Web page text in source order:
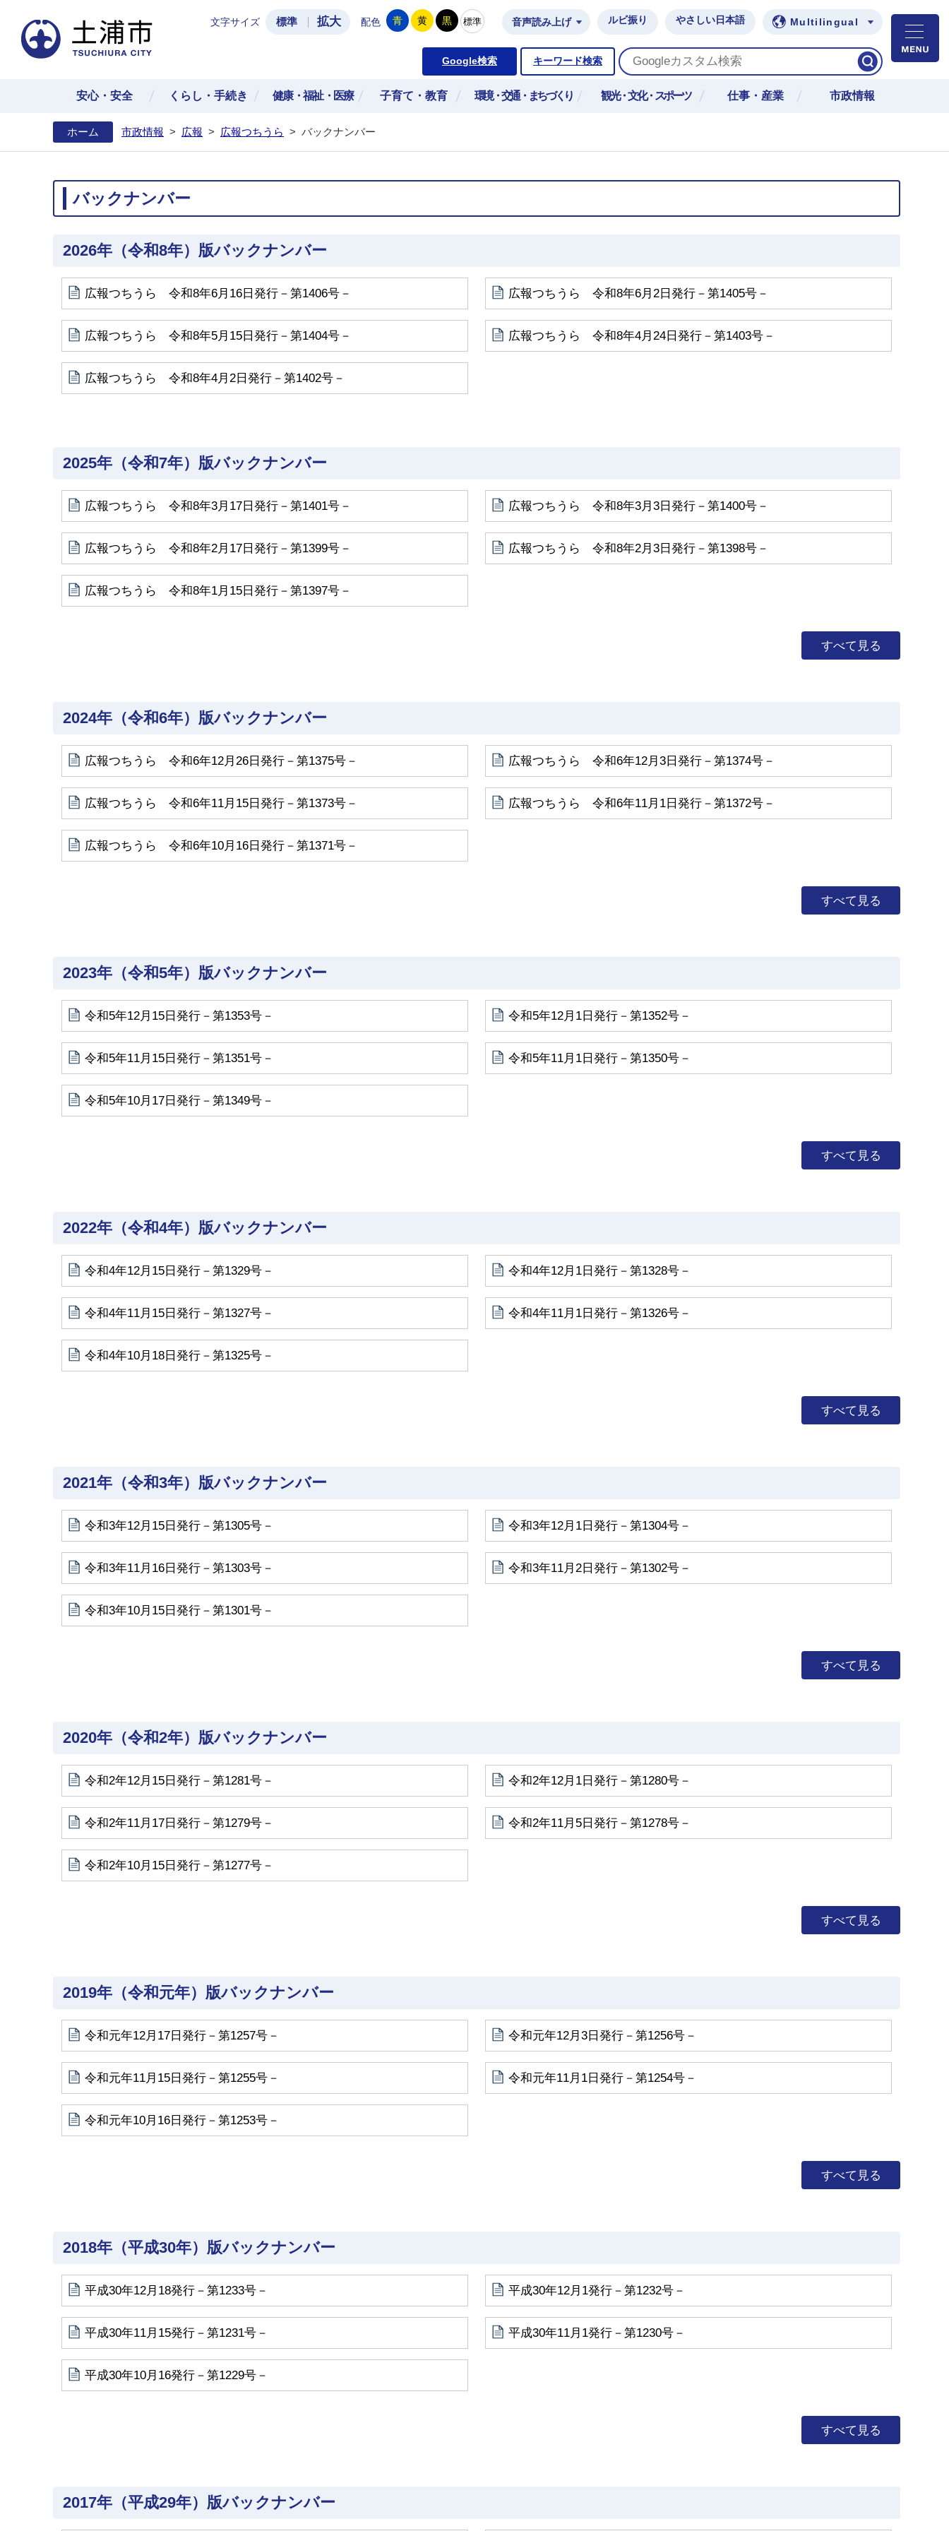
土浦市公式ホームページ
文字サイズ 標準 拡大 配色 青 黄 黒 標準 音声読み上げ ルビ振り やさしい日本語 Multilingual
Google検索 キーワード検索
安心・安全 くらし・手続き 健康・福祉・医療 子育て・教育 環境・交通・まちづくり 観光・文化・スポーツ 仕事・産業 市政情報
ホーム 市政情報 > 広報 > 広報つちうら > バックナンバー
バックナンバー
2026年（令和8年）版バックナンバー
広報つちうら 令和8年6月16日発行－第1406号－ 広報つちうら 令和8年6月2日発行－第1405号－
広報つちうら 令和8年5月15日発行－第1404号－ 広報つちうら 令和8年4月24日発行－第1403号－
広報つちうら 令和8年4月2日発行－第1402号－
2025年（令和7年）版バックナンバー
広報つちうら 令和8年3月17日発行－第1401号－ 広報つちうら 令和8年3月3日発行－第1400号－
広報つちうら 令和8年2月17日発行－第1399号－ 広報つちうら 令和8年2月3日発行－第1398号－
広報つちうら 令和8年1月15日発行－第1397号－
すべて見る
2024年（令和6年）版バックナンバー
広報つちうら 令和6年12月26日発行－第1375号－ 広報つちうら 令和6年12月3日発行－第1374号－
広報つちうら 令和6年11月15日発行－第1373号－ 広報つちうら 令和6年11月1日発行－第1372号－
広報つちうら 令和6年10月16日発行－第1371号－
すべて見る
2023年（令和5年）版バックナンバー
令和5年12月15日発行－第1353号－ 令和5年12月1日発行－第1352号－
令和5年11月15日発行－第1351号－ 令和5年11月1日発行－第1350号－
令和5年10月17日発行－第1349号－
すべて見る
2022年（令和4年）版バックナンバー
令和4年12月15日発行－第1329号－ 令和4年12月1日発行－第1328号－
令和4年11月15日発行－第1327号－ 令和4年11月1日発行－第1326号－
令和4年10月18日発行－第1325号－
すべて見る
2021年（令和3年）版バックナンバー
令和3年12月15日発行－第1305号－ 令和3年12月1日発行－第1304号－
令和3年11月16日発行－第1303号－ 令和3年11月2日発行－第1302号－
令和3年10月15日発行－第1301号－
すべて見る
2020年（令和2年）版バックナンバー
令和2年12月15日発行－第1281号－ 令和2年12月1日発行－第1280号－
令和2年11月17日発行－第1279号－ 令和2年11月5日発行－第1278号－
令和2年10月15日発行－第1277号－
すべて見る
2019年（令和元年）版バックナンバー
令和元年12月17日発行－第1257号－ 令和元年12月3日発行－第1256号－
令和元年11月15日発行－第1255号－ 令和元年11月1日発行－第1254号－
令和元年10月16日発行－第1253号－
すべて見る
2018年（平成30年）版バックナンバー
平成30年12月18発行－第1233号－ 平成30年12月1発行－第1232号－
平成30年11月15発行－第1231号－ 平成30年11月1発行－第1230号－
平成30年10月16発行－第1229号－
すべて見る
2017年（平成29年）版バックナンバー